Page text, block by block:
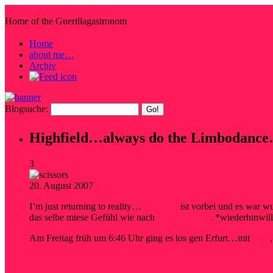
Home of the Guerillagastronom
Home
about me…
Archiv
Blogsuche:
Highfield…always do the
3
20. August 2007
I’m just returning to reality…
ist vorbei und es war
das selbe miese Gefühl wie nach
.
Am Freitag früh um 6:46 Uhr ging es los gen Erfurt…mit